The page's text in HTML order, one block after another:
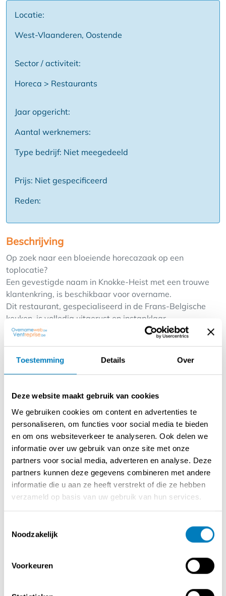
Toestemming Details Over
Deze website maakt gebruik van cookies
We gebruiken cookies om content en advertenties te
personaliseren, om functies voor social media te bieden
en om ons websiteverkeer te analyseren. Ook delen we
informatie over uw gebruik van onze site met onze
partners voor social media, adverteren en analyse. Deze
partners kunnen deze gegevens combineren met andere
informatie die u aan ze heeft verstrekt of die ze hebben
verzameld op basis van uw gebruik van hun services.
Noodzakelijk
Voorkeuren
Locatie:
West-Vlaanderen, Oostende
Sector / activiteit:
Horeca > Restaurants
Jaar opgericht:
Aantal werknemers:
Type bedrijf: Niet meegedeeld
Prijs: Niet gespecificeerd
Reden:
Beschrijving
Op zoek naar een bloeiende horecazaak op een
toplocatie?
Een gevestigde naam in Knokke-Heist met een trouwe
klantenkring, is beschikbaar voor overname.
Dit restaurant, gespecialiseerd in de Frans-Belgische
keuken, is volledig uitgerust en instapklaar.
Gelegen aan het Heldenplein, tussen de Zeedijk en de
Elisabetlaan, vlak bij de nieuwe Heldentoren
Voldoende parkeermogelijkheden rond het plein
Capaciteit & Inrichting:
105 zitplaatsen, verdeeld over het binnenrestaurant en
de veranda die ook volledig geopend kan worden
Volledig uitgeruste keuken met gasvuur (8 bekken),
teppanyakiplaat, combisteamer, dubbele friteuse,
dampkap en voldoende koelingen
Eigen koffiemachine & tapinstallatie met 5 kranen
Ruime kelder voor opslag
Vast en trouw cliënteel
Cijfers inkijkbaar na een eerste bezoek